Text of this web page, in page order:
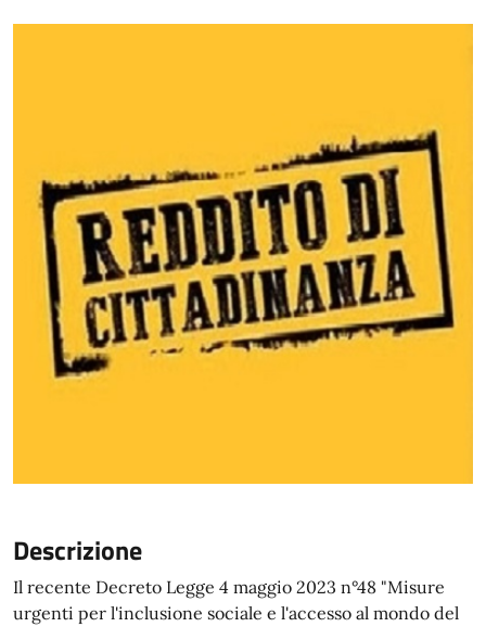
Descrizione
Il recente Decreto Legge 4 maggio 2023 n°48 "Misure
urgenti per l'inclusione sociale e l'accesso al mondo del